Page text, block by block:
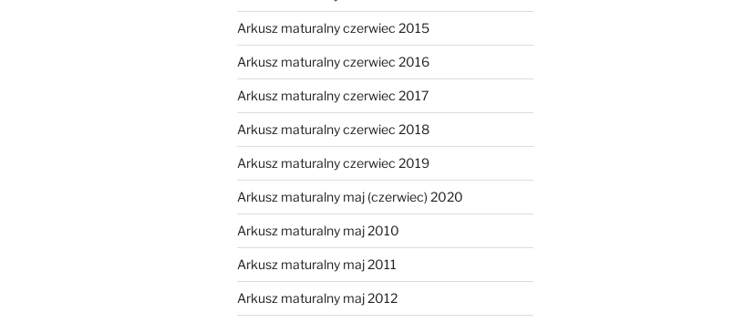
Arkusz maturalny czerwiec 2015
Arkusz maturalny czerwiec 2016
Arkusz maturalny czerwiec 2017
Arkusz maturalny czerwiec 2018
Arkusz maturalny czerwiec 2019
Arkusz maturalny maj (czerwiec) 2020
Arkusz maturalny maj 2010
Arkusz maturalny maj 2011
Arkusz maturalny maj 2012